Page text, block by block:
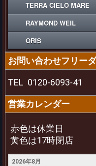
TERRA CIELO MARE
RAYMOND WEIL
ORIS
お問い合わせフリー
TEL 0120-6093-41
営業カレンダー
赤色は休業日
黄色は17時閉店
2026年8月